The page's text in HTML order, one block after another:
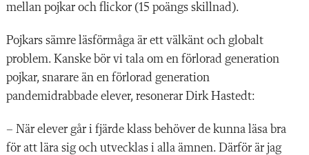
mellan pojkar och flickor (15 poängs skillnad).
Pojkars sämre läsförmåga är ett välkänt och globalt
problem. Kanske bör vi tala om en förlorad generation
pojkar, snarare än en förlorad generation
pandemidrabbade elever, resonerar Dirk Hastedt:
– När elever går i fjärde klass behöver de kunna läsa bra
för att lära sig och utvecklas i alla ämnen. Därför är jag